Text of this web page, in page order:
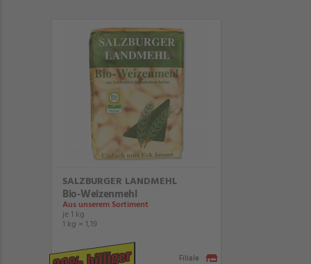
SALZBURGER LANDMEHL
Bio-Weizenmehl
Aus unserem Sortiment
je 1 kg
1 kg = 1,19
Filiale